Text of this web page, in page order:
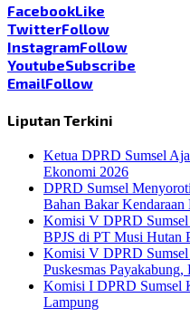
FacebookLike
TwitterFollow
InstagramFollow
YoutubeSubscribe
EmailFollow
Liputan Terkini
Ketua DPRD Sumsel
Ekonomi 2026
DPRD Sumsel
Bahan Bakar Kendaraan
Komisi V DPRD
BPJS di PT Musi Hutan
Komisi V DPRD
Puskesmas
Komisi I DPRD Sumsel
Lampung